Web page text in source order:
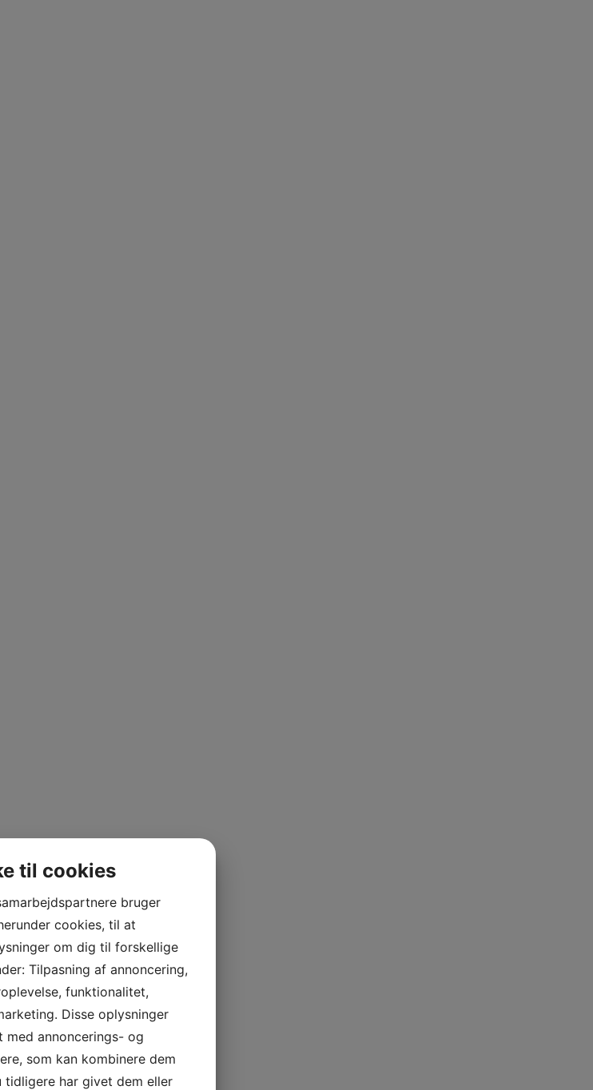
til cookies
bruger
cookies, til at
om dig til forskellige
Tilpasning af annoncering,
funktionalitet,
Disse oplysninger
med annoncerings- og
som kan kombinere dem
tidligere har givet dem eller